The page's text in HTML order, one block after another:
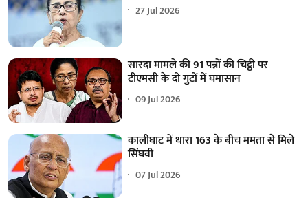
27 Jul 2026
सारदा मामले की 91 पन्नों की चिट्ठी पर
टीएमसी के दो गुटों में घमासान
09 Jul 2026
कालीघाट में धारा 163 के बीच ममता से मिले
सिंघवी
07 Jul 2026